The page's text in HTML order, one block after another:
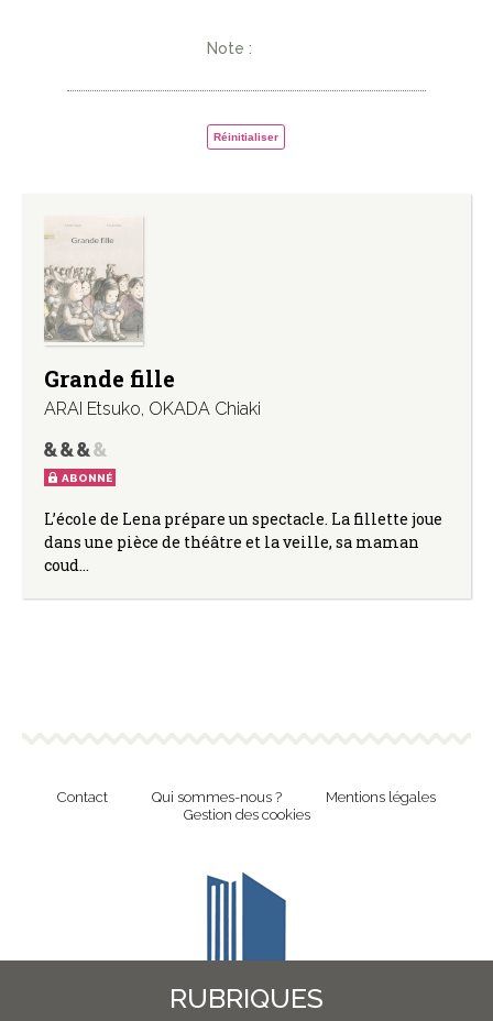
Note :
Réinitialiser
Grande fille
ARAI Etsuko, OKADA Chiaki
ABONNÉ
L’école de Lena prépare un spectacle. La fillette joue
dans une pièce de théâtre et la veille, sa maman
coud…
RUBRIQUES
Contact Qui sommes-nous ?
Mentions légales
Gestion des cookies
Revue en ligne de l'Union Nationale Culture et Bibliothèques Pour Tous